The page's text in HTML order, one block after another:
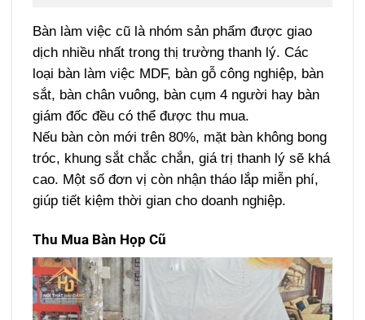
Bàn làm việc cũ là nhóm sản phẩm được giao
dịch nhiều nhất trong thị trường thanh lý. Các
loại bàn làm việc MDF, bàn gỗ công nghiệp, bàn
sắt, bàn chân vuông, bàn cụm 4 người hay bàn
giám đốc đều có thể được thu mua.
Nếu bàn còn mới trên 80%, mặt bàn không bong
tróc, khung sắt chắc chắn, giá trị thanh lý sẽ khá
cao. Một số đơn vị còn nhận tháo lắp miễn phí,
giúp tiết kiệm thời gian cho doanh nghiệp.
Thu Mua Bàn Họp Cũ